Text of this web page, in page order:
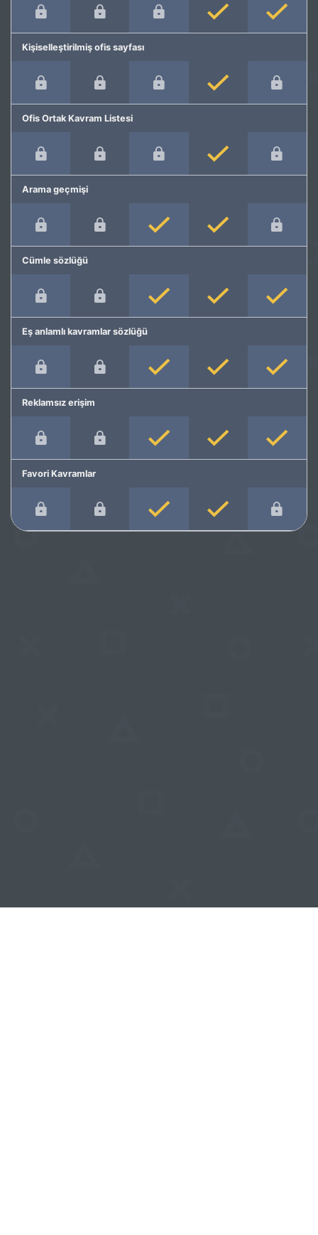
Kişiselleştirilmiş ofis sayfası
Ofis Ortak Kavram Listesi
Arama geçmişi
Cümle sözlüğü
Eş anlamlı kavramlar sözlüğü
Reklamsız erişim
Favori Kavramlar